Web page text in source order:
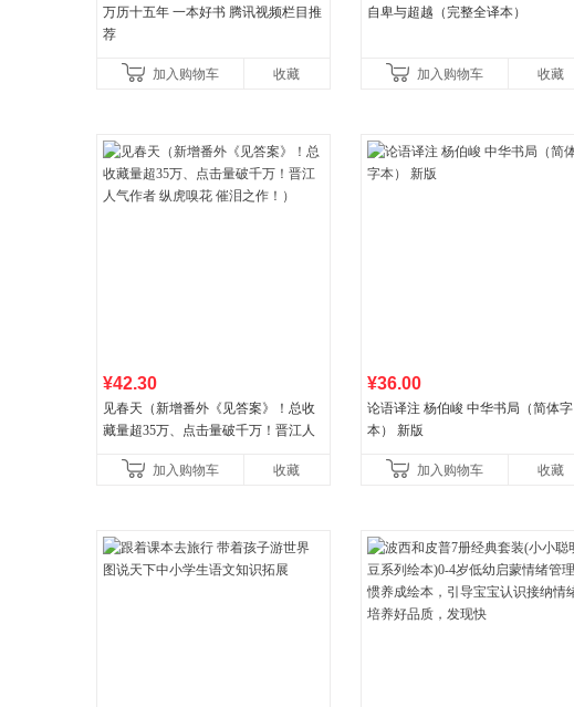
万历十五年 一本好书 腾讯视频栏目推
荐
加入购物车 收藏
自卑与超越（完整全译本）
加入购物车 收藏
¥42.30
见春天（新增番外《见答案》！总收
藏量超35万、点击量破千万！晋江人
加入购物车
收藏
¥36.00
论语译注 杨伯峻 中华书局（简体字
本） 新版
加入购物车 收藏